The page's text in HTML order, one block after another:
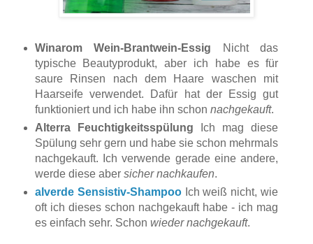
Winarom Wein-Brantwein-Essig Nicht das
typische Beautyprodukt, aber ich habe es für
saure Rinsen nach dem Haare waschen mit
Haarseife verwendet. Dafür hat der Essig gut
funktioniert und ich habe ihn schon nachgekauft.
Alterra Feuchtigkeitsspülung Ich mag diese
Spülung sehr gern und habe sie schon mehrmals
nachgekauft. Ich verwende gerade eine andere,
werde diese aber sicher nachkaufen.
alverde Sensistiv-ShampooIch weiß nicht, wie
oft ich dieses schon nachgekauft habe - ich mag
es einfach sehr. Schon wieder nachgekauft.